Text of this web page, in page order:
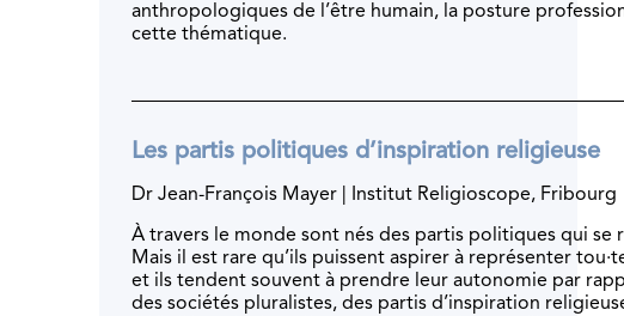
anthropologiques de l’être humain, la posture
cette thématique.
Les partis politiques d’inspiration religieuse
Dr Jean-François Mayer | Institut Religioscope, Fribourg
À travers le monde sont nés des partis politiques qui se
Mais il est rare qu’ils puissent aspirer à représenter
et ils tendent souvent à prendre leur autonomie par
des sociétés pluralistes, des partis d’inspiration